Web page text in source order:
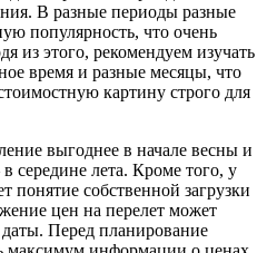
В разные периоды разные
популярность, что очень
из этого, рекомендуем изучать
время и разные месяцы, что
картину строго для
выгоднее в начале весны и
середине лета. Кроме того, у
понятие собственной загрузки
цен на перелет может
Перед планирование